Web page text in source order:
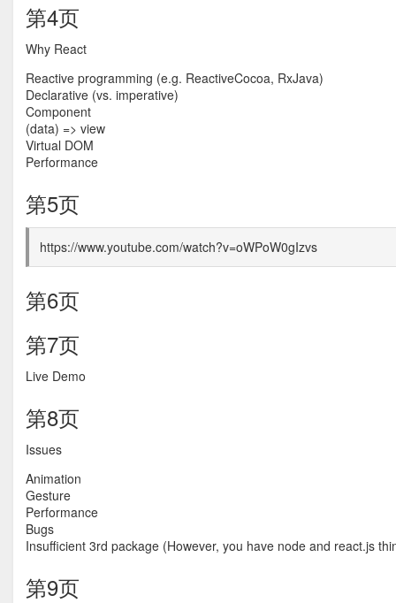
第4页
Why React
Reactive programming (e.g. ReactiveCocoa, RxJava)
Declarative (vs. imperative)
Component
(data) => view
Virtual DOM
Performance
第5页
https://www.youtube.com/watch?v=oWPoW0gIzvs
第6页
第7页
Live Demo
第8页
Issues
Animation
Gesture
Performance
Bugs
Insufficient 3rd package (However, you have node and react.js
第9页